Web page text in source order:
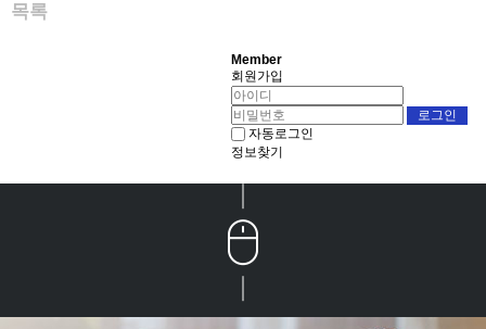
목록
Member
회원가입
자동로그인
정보찾기